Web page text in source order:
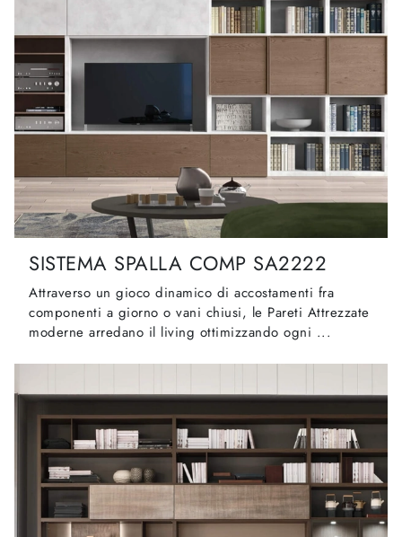
SISTEMA SPALLA COMP SA2222
Attraverso un gioco dinamico di accostamenti fra
componenti a giorno o vani chiusi, le Pareti Attrezzate
moderne arredano il living ottimizzando ogni ...